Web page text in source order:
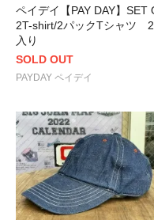
ペイデイ【PAY DAY】SET
2T-shirt/2パックTシャツ
入り
SOLD OUT
PAYDAY ペイデイ